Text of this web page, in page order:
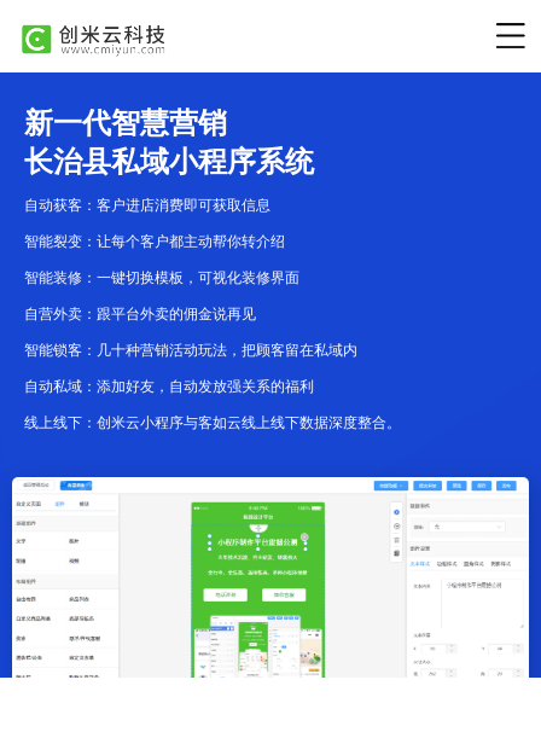
新一代智慧营销
长治县私域小程序系统
自动获客：客户进店消费即可获取信息
智能裂变：让每个客户都主动帮你转介绍
智能装修：一键切换模板，可视化装修界面
自营外卖：跟平台外卖的佣金说再见
智能锁客：几十种营销活动玩法，把顾客留在私域内
自动私域：添加好友，自动发放强关系的福利
线上线下：创米云小程序与客如云线上线下数据深度整合。